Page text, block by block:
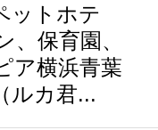
ットホテ
保育園、
ア横浜青葉
ルカ君...